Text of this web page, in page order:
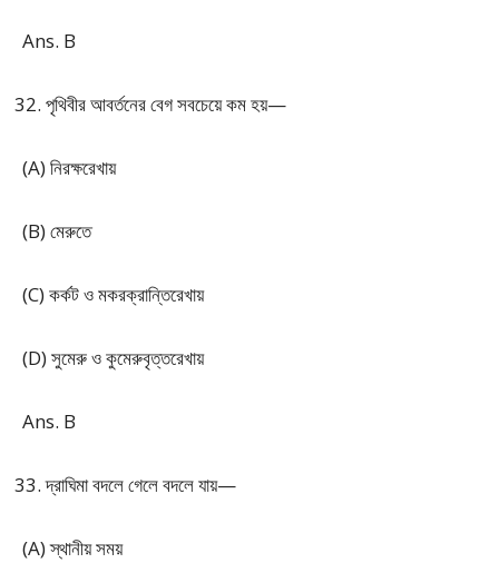
Ans. B
পৃথিবীর আবর্তনের বেগ সবচেয়ে কম হয়—
(A) নিরক্ষরেখায়
(B) মেরুতে
(C) কর্কট ও মকরক্রান্তিরেখায়
(D) সুমেরু ও কুমেরুবৃত্তরেখায়
Ans. B
দ্রাঘিমা বদলে গেলে বদলে যায়—
(A) স্থানীয় সময়